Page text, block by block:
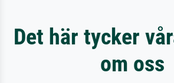
Det här tycker
om oss